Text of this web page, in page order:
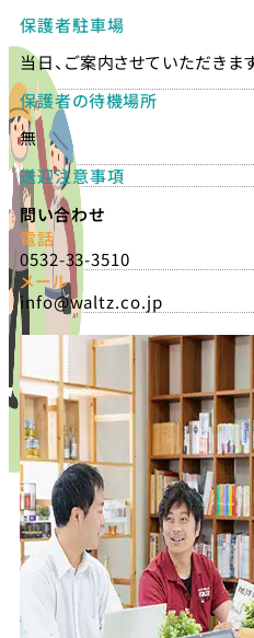
保護者駐車場
当日、ご案内させていただきます
保護者の待機場所
無
送迎注意事項
問い合わせ
電話
0532-33-3510
メール
info@waltz.co.jp